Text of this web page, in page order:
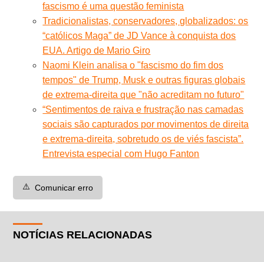
fascismo é uma questão feminista
Tradicionalistas, conservadores, globalizados: os
“católicos Maga” de JD Vance à conquista dos
EUA. Artigo de Mario Giro
Naomi Klein analisa o "fascismo do fim dos
tempos" de Trump, Musk e outras figuras globais
de extrema-direita que "não acreditam no futuro"
“Sentimentos de raiva e frustração nas camadas
sociais são capturados por movimentos de direita
e extrema-direita, sobretudo os de viés fascista”.
Entrevista especial com Hugo Fanton
⚠️ Comunicar erro
NOTÍCIAS RELACIONADAS